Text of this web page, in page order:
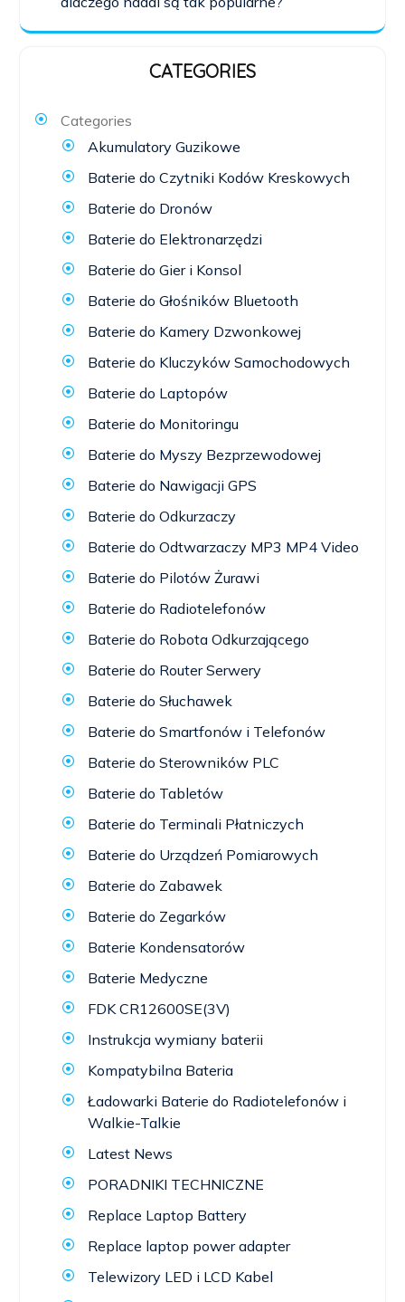
CATEGORIES
Categories
Akumulatory Guzikowe
Baterie do Czytniki Kodów Kreskowych
Baterie do Dronów
Baterie do Elektronarzędzi
Baterie do Gier i Konsol
Baterie do Głośników Bluetooth
Baterie do Kamery Dzwonkowej
Baterie do Kluczyków Samochodowych
Baterie do Laptopów
Baterie do Monitoringu
Baterie do Myszy Bezprzewodowej
Baterie do Nawigacji GPS
Baterie do Odkurzaczy
Baterie do Odtwarzaczy MP3 MP4 Video
Baterie do Pilotów Żurawi
Baterie do Radiotelefonów
Baterie do Robota Odkurzającego
Baterie do Router Serwery
Baterie do Słuchawek
Baterie do Smartfonów i Telefonów
Baterie do Sterowników PLC
Baterie do Tabletów
Baterie do Terminali Płatniczych
Baterie do Urządzeń Pomiarowych
Baterie do Zabawek
Baterie do Zegarków
Baterie Kondensatorów
Baterie Medyczne
FDK CR12600SE(3V)
Instrukcja wymiany baterii
Kompatybilna Bateria
Ładowarki Baterie do Radiotelefonów i
Walkie-Talkie
Latest News
PORADNIKI TECHNICZNE
Replace Laptop Battery
Replace laptop power adapter
Telewizory LED i LCD Kabel